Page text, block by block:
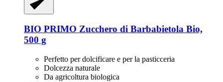
BIO PRIMO Zucchero di Barbabietola Bio,
500 g
Perfetto per dolcificare e per la pasticceria
Dolcezza naturale
Da agricoltura biologica